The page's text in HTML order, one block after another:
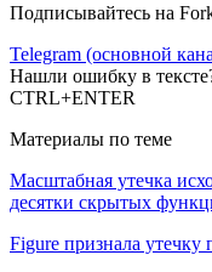
Подписывайтесь на
Telegram (основной
Нашли ошибку в
CTRL+ENTER
Материалы по теме
Масштабная утечка
десятки скрытых
Figure признала